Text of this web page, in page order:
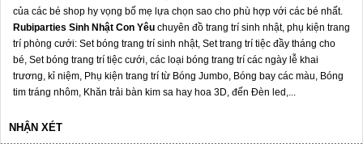
của các bé shop hy vọng bố mẹ lựa chọn sao cho phù hợp với các bé nhất.
Rubiparties Sinh Nhật Con Yêu chuyên đồ trang trí sinh nhật, phụ kiện trang
trí phòng cưới: Set bóng trang trí sinh nhật, Set trang trí tiệc đầy tháng cho
bé, Set bóng trang trí tiệc cưới, các loại bóng trang trí các ngày lễ khai
trương, kỉ niệm, Phụ kiện trang trí từ Bóng Jumbo, Bóng bay các màu, Bóng
tim tráng nhôm, Khăn trải bàn kim sa hay hoa 3D, đến Đèn led,...
NHẬN XÉT